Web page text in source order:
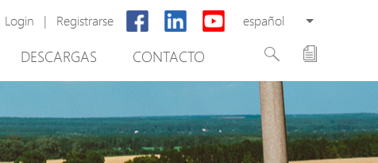
Login | Registrarse español
DESCARGAS
PoE Switch
EPoX Series
CONTACTO